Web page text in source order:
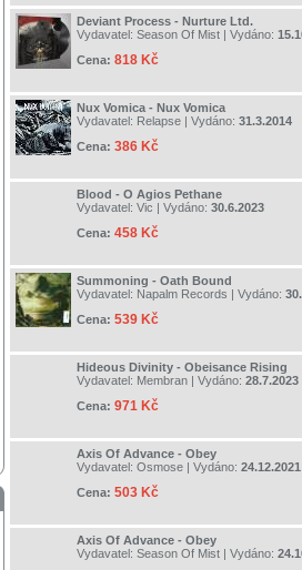
Deviant Process - Nurture Ltd.
Vydavatel: Season Of Mist | Vydáno:
Cena: 818 Kč
Nux Vomica - Nux Vomica
Vydavatel: Relapse | Vydáno: 31.3.2014
Cena: 386 Kč
Blood - O Agios Pethane
Vydavatel: Vic | Vydáno: 30.6.2023
Cena: 458 Kč
Summoning - Oath Bound
Vydavatel: Napalm Records | Vydáno:
Cena: 539 Kč
Hideous Divinity - Obeisance Rising
Vydavatel: Membran | Vydáno: 28.7.2023
Cena: 971 Kč
Axis Of Advance - Obey
Vydavatel: Osmose | Vydáno: 24.12.2021
Cena: 503 Kč
Axis Of Advance - Obey
Vydavatel: Season Of Mist | Vydáno: